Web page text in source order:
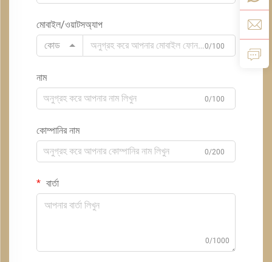
মোবাইল/ওয়াটসঅ্যাপ
কোড
0/100
নাম
0/100
কোম্পানির নাম
0/200
বার্তা
0/1000